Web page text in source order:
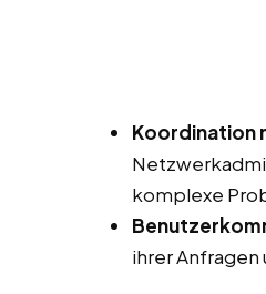
Koordination
komplexe
ihrer